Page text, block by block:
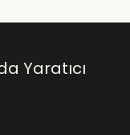
Yaratıcı